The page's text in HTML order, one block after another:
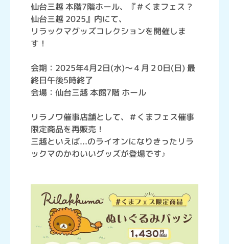
仙台三越 本階7階ホール、『＃くまフェス ?
仙台三越 2025』内にて、
リラックマグッズコレクションを開催しま
す！
会期：2025年4月2日(水)～４月２0日(日) 最
終日午後5時終了
会場：仙台三越 本館7階 ホール
リラノワ催事店舗として、＃くまフェス催事
限定商品を再販売！
三越といえば...のライオンになりきったリラ
ックマのかわいいグッズが登場です♪